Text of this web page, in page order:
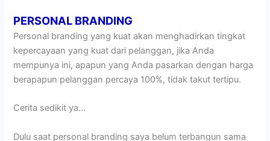
PERSONAL BRANDING
Personal branding yang kuat akan menghadirkan tingkat
kepercayaan yang kuat dari pelanggan, jika Anda
mempunya ini, apapun yang Anda pasarkan dengan harga
berapapun pelanggan percaya 100%, tidak takut tertipu.
Cerita sedikit ya…
Dulu saat personal branding saya belum terbangun sama